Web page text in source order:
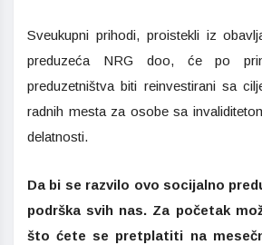
Sveukupni prihodi, proistekli iz
preduzeća NRG doo, će po
preduzetništva biti reinvestirani sa
radnih mesta za osobe sa
delatnosti.
Da bi se razvilo ovo socijalno
podrška svih nas. Za početak
što ćete se pretplatiti na